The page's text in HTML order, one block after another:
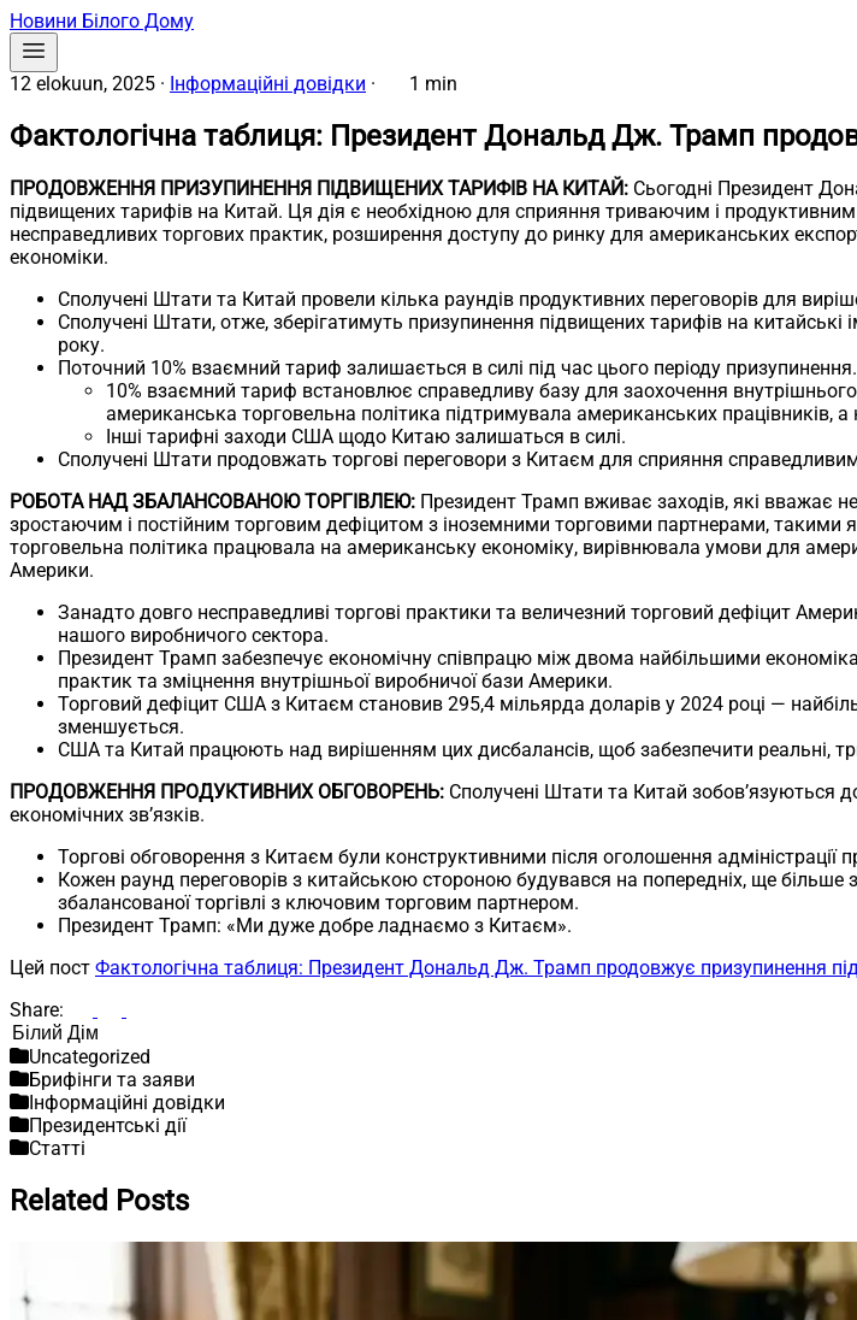
Новини Білого Дому
12 elokuun, 2025 · Інформаційні довідки · 1 min
Фактологічна таблиця: Президент Дональд Дж. Трамп
ПРОДОВЖЕННЯ ПРИЗУПИНЕННЯ ПІДВИЩЕНИХ ТАРИФІВ НА КИТАЙ: Сьогодні Президент
підвищених тарифів на Китай. Ця дія є необхідною для сприяння триваючим і
несправедливих торгових практик, розширення доступу до ринку для американських
економіки.
Сполучені Штати та Китай провели кілька раундів продуктивних переговорів для
Сполучені Штати, отже, зберігатимуть призупинення підвищених тарифів на
року.
Поточний 10% взаємний тариф залишається в силі під час цього періоду призупинення.
10% взаємний тариф встановлює справедливу базу для заохочення
американська торговельна політика підтримувала американських працівників, а
Інші тарифні заходи США щодо Китаю залишаться в силі.
Сполучені Штати продовжать торгові переговори з Китаєм для сприяння
РОБОТА НАД ЗБАЛАНСОВАНОЮ ТОРГІВЛЕЮ: Президент Трамп вживає заходів, які вважає
зростаючим і постійним торговим дефіцитом з іноземними торговими партнерами,
торговельна політика працювала на американську економіку, вирівнювала умови для
Америки.
Занадто довго несправедливі торгові практики та величезний торговий дефіцит
нашого виробничого сектора.
Президент Трамп забезпечує економічну співпрацю між двома найбільшими
практик та зміцнення внутрішньої виробничої бази Америки.
Торговий дефіцит США з Китаєм становив 295,4 мільярда доларів у 2024 році —
зменшується.
США та Китай працюють над вирішенням цих дисбалансів, щоб забезпечити реальні,
ПРОДОВЖЕННЯ ПРОДУКТИВНИХ ОБГОВОРЕНЬ: Сполучені Штати та Китай зобов’язуються
економічних зв’язків.
Торгові обговорення з Китаєм були конструктивними після оголошення адміністрації
Кожен раунд переговорів з китайською стороною будувався на попередніх, ще
збалансованої торгівлі з ключовим торговим партнером.
Президент Трамп: «Ми дуже добре ладнаємо з Китаєм».
Цей пост Фактологічна таблиця: Президент Дональд Дж. Трамп продовжує призупинення
Share:
Пошук
Uncategorized
Брифінги та заяви
Інформаційні довідки
Президентські дії
Статті
Related Posts